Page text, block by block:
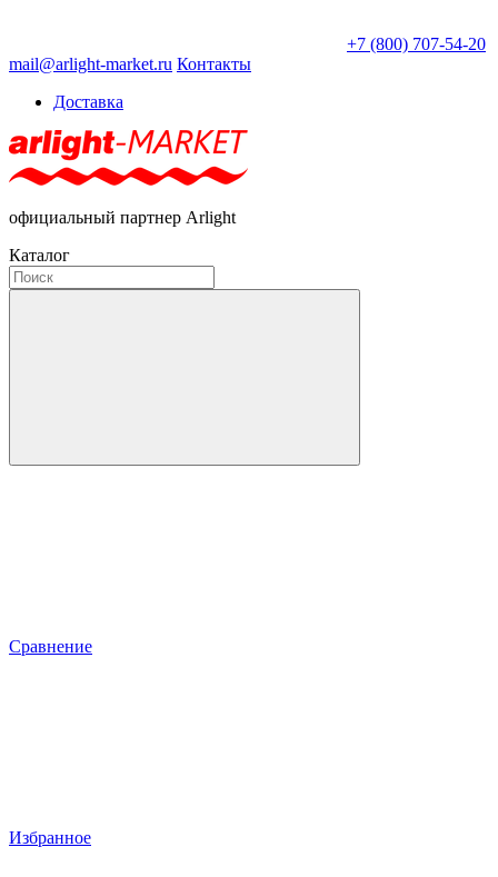
+7 (800) 707-54-20
mail@arlight-market.ru Контакты
Доставка
официальный партнер Arlight
Каталог
Сравнение
Избранное